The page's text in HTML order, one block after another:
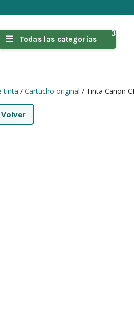
Todas las categorías
tinta /Cartucho original / Tinta Canon
Volver